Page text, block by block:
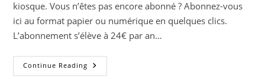
kiosque. Vous n’êtes pas encore abonné ? Abonnez-vous
ici au format papier ou numérique en quelques clics.
L’abonnement s’élève à 24€ par an…
Continue Reading
Le
N°76